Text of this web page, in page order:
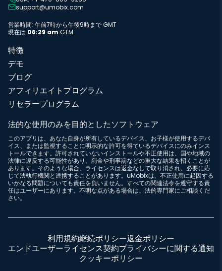
support@umobix.com
営業時間: 午前7時から午後9時まで GMT
現在は 06:29 am GTM.
特徴
デモ
ブログ
アフィリエイトプログラム
リセラープログラム
法的な使用のみを目的としたソフトウェア
このアプリは、あなた自身が所有しているデバイス、お子様が使用するデバ
イス、または監視することに明示的な許可を得ているデバイスにのみインス
トールできます。許可されていないインストールや不正使用は、国や地域の
法律に違反する可能性があり、罰金や刑事罰などの重大な結果を招くことが
あります。そのような場合、ライセンスは返金なしで取り消され、必要に応
じて法執行機関と連携することがあります。uMobixは、不正使用に起因する
いかなる問題についても責任を負いません。すべての関連法令を遵守する責
任はユーザーにあります。不明な点がある場合は、法的専門家にご相談くだ
さい。
利用規約継続ポリシー返金ポリシー
エンドユーザーライセンス契約プライバシーに関する通知
クッキーポリシー